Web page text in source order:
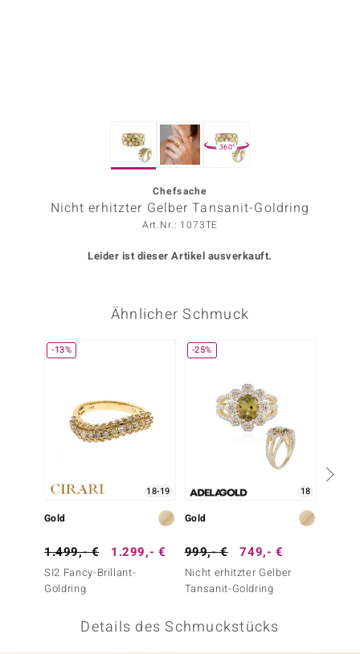
Collection
BY DE MELO
360°
Chefsache
Nicht erhitzter Gelber Tansanit-Goldring
Art.Nr.: 1073TE
Leider ist dieser Artikel ausverkauft.
Ähnlicher Schmuck
-13%
18-19
Gold
1.499,- € 1.299,- €
SI2 Fancy-Brillant-
Goldring
-25%
18
Gold
999,- € 749,- €
Nicht erhitzter Gelber
Tansanit-Goldring
Details des Schmuckstücks